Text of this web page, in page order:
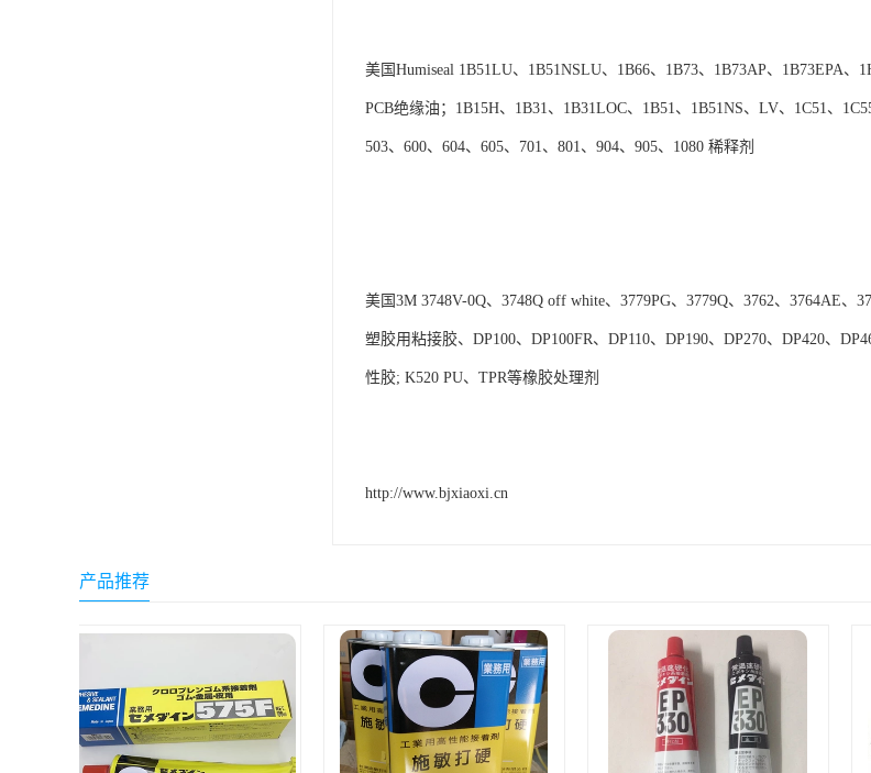
harves哈维斯
Sankol(岸本)
乐泰 Loctite
美国Humiseal 1B51LU、1B51NSLU、1B66、1B73、1B73AP、1B73EPA
PCB绝缘油；1B15H、1B31、1B31LOC、1B51、1B51NS、LV、1C51、
503、600、604、605、701、801、904、905、1080 稀释剂
美国3M 3748V-0Q、3748Q off white、3779PG、3779Q、3762、3764AE
塑胶用粘接胶、DP100、DP100FR、DP110、DP190、DP270、DP420、
性胶; K520 PU、TPR等橡胶处理剂
http://www.bjxiaoxi.cn
产品推荐